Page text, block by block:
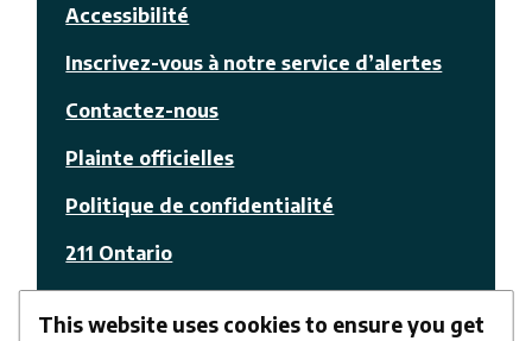
This website uses cookies to ensure you get
Accessibilité
Inscrivez-vous à notre service d’alertes
Contactez-nous
Plainte officielles
Politique de confidentialité
211 Ontario